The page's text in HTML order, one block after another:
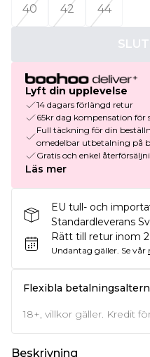
40 42 44
Lyft din upplevelse
14 dagars förlängd retur
65kr dag kompensation för
Full täckning för din
omedelbar utbetalning på
Gratis och enkel
Läs mer
EU tull- och
Standardleverans
Rätt till retur inom
Undantag gäller. Se vår
Flexibla
18+, villkor gäller. Kredit
Beskrivning